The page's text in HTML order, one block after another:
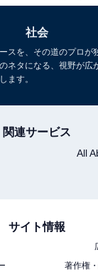
社会
スを、その道のプロが
ネタになる、視野が広
ます。
関連サービス
All
サイト情報
著作権